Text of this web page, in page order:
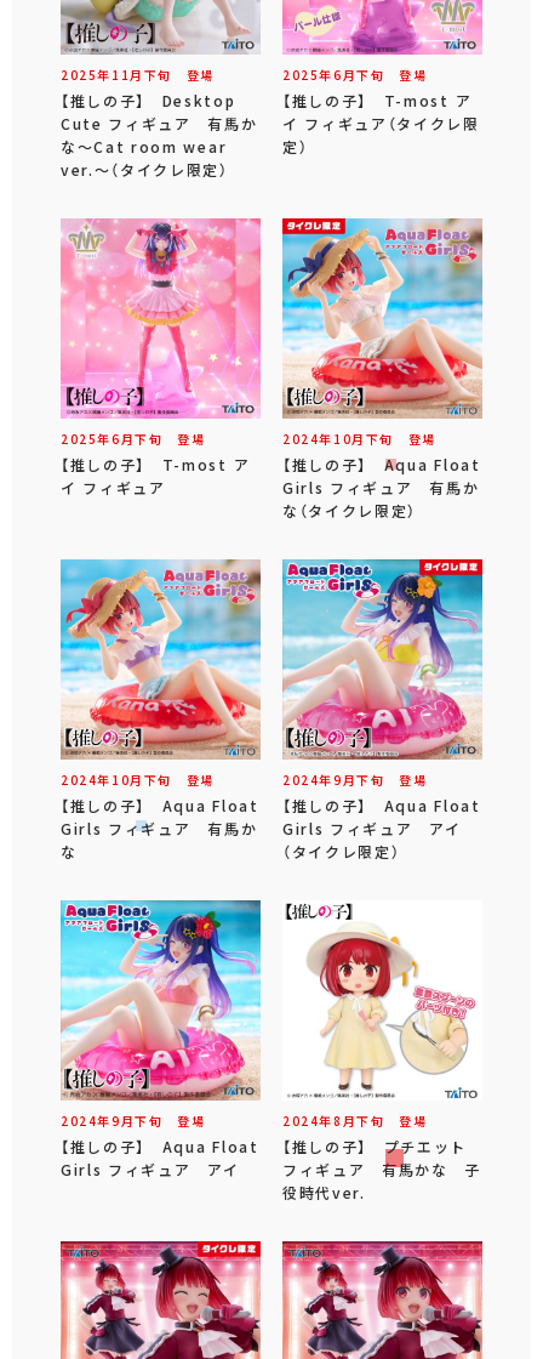
2025年 11 月 下旬 登場
【推しの子】 Desktop
Cute フィギュア 有馬か
な～Cat room wear
ver.～（タイクレ限定）
2025年6 月下旬 登場
【推しの子】 T-most ア
イ フィギュア（タイクレ限
定）
2025年6 月下旬 登場
【推しの子】 T-most ア
イ フィギュア
2024年 10月 下旬 登場
【推しの子】 Aqua Float
Girls フィギュア 有馬か
な（タイクレ限定）
2024年 10月 下旬 登場
【推しの子】 Aqua Float
Girls フィギュア 有馬か
な
2024年9 月下旬 登場
【推しの子】 Aqua Float
Girls フィギュア アイ
（タイクレ限定）
2024年9 月下旬 登場
【推しの子】 Aqua Float
Girls フィギュア アイ
2024年8 月下旬 登場
【推しの子】 プチエット
フィギュア 有馬かな 子
役時代ver.